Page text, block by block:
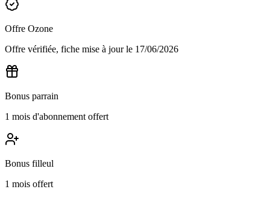
Offre Ozone
Offre vérifiée, fiche mise à jour le 17/06/2026
Bonus parrain
1 mois d'abonnement offert
Bonus filleul
1 mois offert